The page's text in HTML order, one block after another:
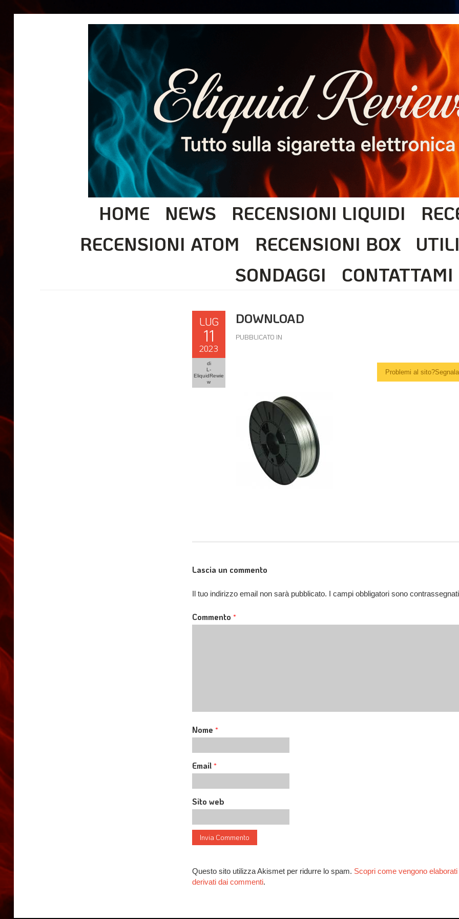
HOME NEWS RECENSIONI LIQUIDI
RECENSIONI ATOM
RECENSIONI BOX
SONDAGGI
CONTATTAMI
LUG
11
2023
di
L-
EliquidRewie
w
DOWNLOAD
PUBBLICATO IN
Problemi al
Lascia un commento
Il tuo indirizzo email non sarà pubblicato. I campi obbligatori sono
Commento*
Nome*
Email*
Sito web
Questo sito utilizza Akismet per ridurre lo spam. Scopri come vengono elaborati
derivati dai commenti.